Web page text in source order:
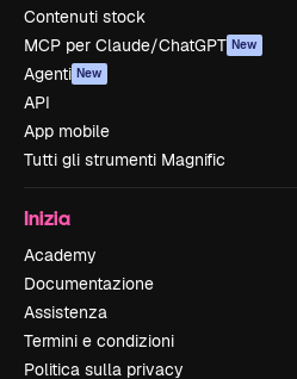
Contenuti stock
MCP per Claude/ChatGPT New
Agenti New
API
App mobile
Tutti gli strumenti Magnific
Inizia
Academy
Documentazione
Assistenza
Termini e condizioni
Politica sulla privacy